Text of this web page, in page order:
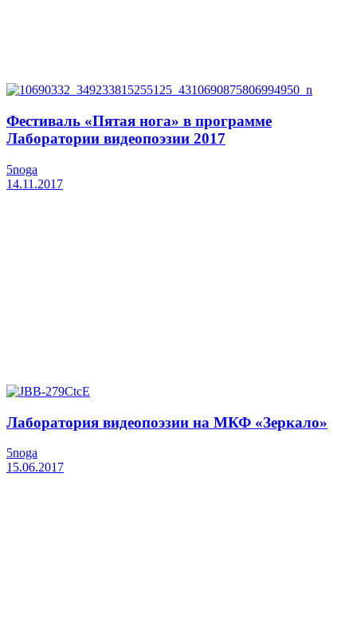
Фестиваль «Пятая нога» в программе
Лаборатории видеопоэзии 2017
5noga
14.11.2017
Лаборатория видеопоэзии на МКФ «Зеркало»
5noga
15.06.2017